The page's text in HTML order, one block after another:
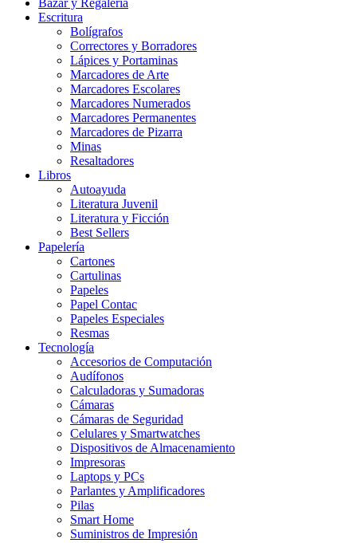
Escritura
Bolígrafos
Correctores y Borradores
Lápices y Portaminas
Marcadores de Arte
Marcadores Escolares
Marcadores Numerados
Marcadores Permanentes
Marcadores de Pizarra
Minas
Resaltadores
Libros
Autoayuda
Literatura Juvenil
Literatura y Ficción
Best Sellers
Papelería
Cartones
Cartulinas
Papeles
Papel Contac
Papeles Especiales
Resmas
Tecnología
Accesorios de Computación
Audífonos
Calculadoras y Sumadoras
Cámaras
Cámaras de Seguridad
Celulares y Smartwatches
Dispositivos de Almacenamiento
Impresoras
Laptops y PCs
Parlantes y Amplificadores
Pilas
Smart Home
Suministros de Impresión